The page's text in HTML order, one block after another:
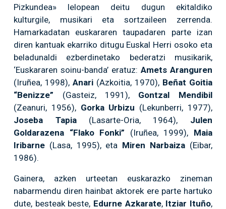
Pizkundea» lelopean deitu dugun ekitaldiko
kulturgile, musikari eta sortzaileen zerrenda.
Hamarkadatan euskararen taupadaren parte izan
diren kantuak ekarriko ditugu Euskal Herri osoko eta
beladunaldi ezberdinetako bederatzi musikarik,
‘Euskararen soinu-banda’ eratuz: Amets Aranguren
(Iruñea, 1998),Anari (Azkoitia, 1970), Beñat Goitia
“Benizze” (Gasteiz, 1991), Gontzal Mendibil
(Zeanuri, 1956), Gorka Urbizu (Lekunberri, 1977),
Joseba Tapia(Lasarte-Oria, 1964), Julen
Goldarazena “Flako Fonki” (Iruñea, 1999), Maia
Iribarne (Lasa, 1995), eta Miren Narbaiza(Eibar,
1986).
Gainera, azken urteetan euskarazko zineman
nabarmendu diren hainbat aktorek ere parte hartuko
dute, besteak beste, Edurne Azkarate, Itziar Ituño,